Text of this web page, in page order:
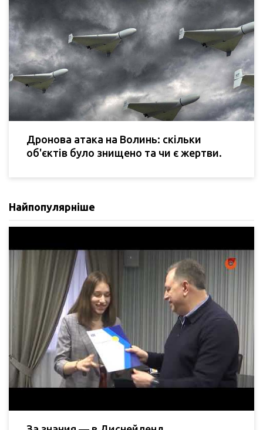
Дронова атака на Волинь: скільки
об'єктів було знищено та чи є жертви.
Найпопулярніше